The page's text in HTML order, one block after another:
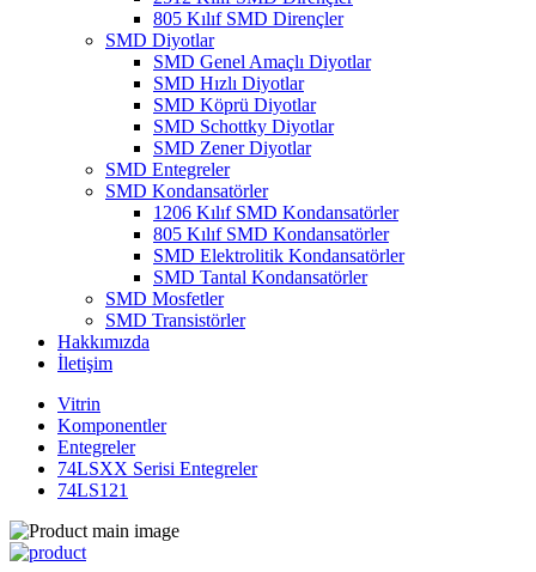
805 Kılıf SMD Dirençler
SMD Diyotlar
SMD Genel Amaçlı Diyotlar
SMD Hızlı Diyotlar
SMD Köprü Diyotlar
SMD Schottky Diyotlar
SMD Zener Diyotlar
SMD Entegreler
SMD Kondansatörler
1206 Kılıf SMD Kondansatörler
805 Kılıf SMD Kondansatörler
SMD Elektrolitik Kondansatörler
SMD Tantal Kondansatörler
SMD Mosfetler
SMD Transistörler
Hakkımızda
İletişim
Vitrin
Komponentler
Entegreler
74LSXX Serisi Entegreler
74LS121